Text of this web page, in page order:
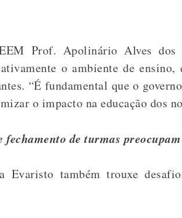
Prof. Apolinário Alves dos
o ambiente de
“É fundamental que o
o impacto na educação dos
fechamento de turmas
Evaristo também trouxe